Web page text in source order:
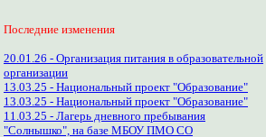
Последние изменения
20.01.26 - Организация питания в образовательной
организации
13.03.25 - Национальный проект "Образование"
13.03.25 - Национальный проект "Образование"
11.03.25 - Лагерь дневного пребывания
"Солнышко", на базе МБОУ ПМО СО